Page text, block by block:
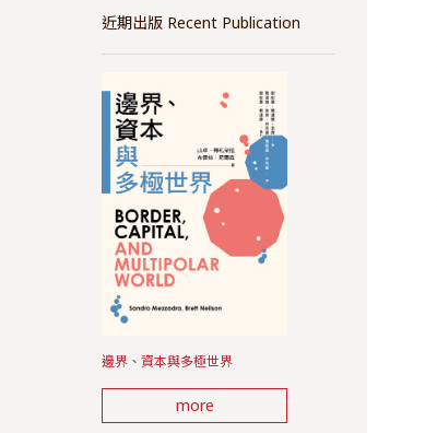
近期出版 Recent Publication
邊界、資本與多極世界
more